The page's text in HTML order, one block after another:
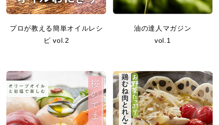
プロが教える簡単オイルレシ
ピ vol.2
油の達人マガジン
vol.1